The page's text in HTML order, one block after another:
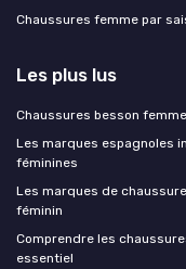
Chaussures femme par
Les plus lus
Chaussures besson
Les marques espagnoles
féminines
Les marques de
féminin
Comprendre les
essentiel